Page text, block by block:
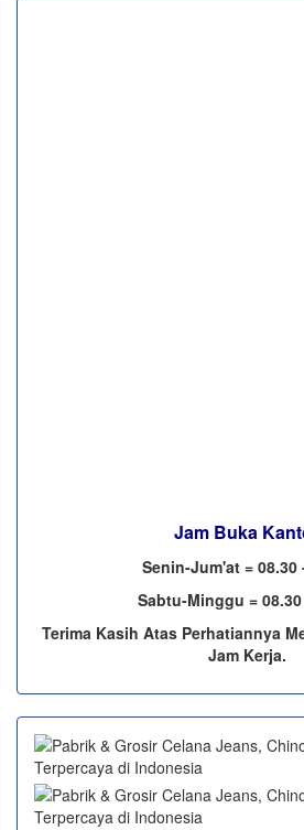
Jam Buka
Senin-Jum'at = 08.30
Sabtu-Minggu =
Terima Kasih Atas Perhatiannya
Jam Kerja.